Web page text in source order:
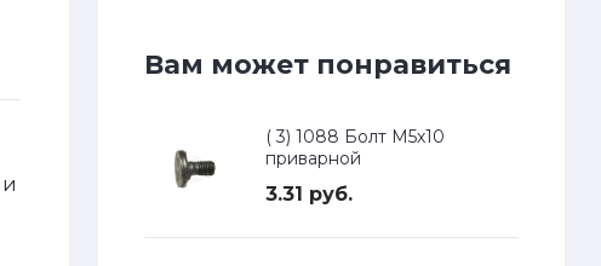
Вам может понравиться
( 3) 1088 Болт М5х10
приварной
3.31 руб.